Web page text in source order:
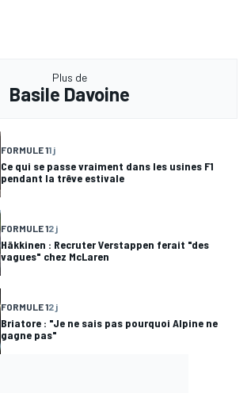
Plus de
Basile Davoine
FORMULE 11 j
Ce qui se passe vraiment dans les usines F1
pendant la trêve estivale
FORMULE 12 j
Häkkinen : Recruter Verstappen ferait "des
vagues" chez McLaren
FORMULE 12 j
Briatore : "Je ne sais pas pourquoi Alpine ne
gagne pas"